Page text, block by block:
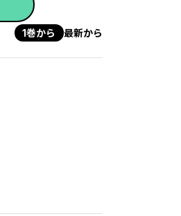
1巻から 最新から